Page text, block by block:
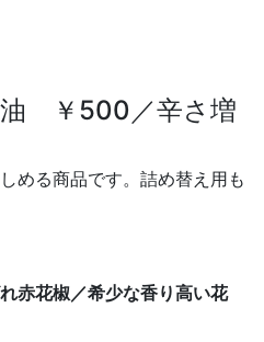
￥500／辛さ増
める商品です。詰め替え用も
赤花椒／希少な香り高い花